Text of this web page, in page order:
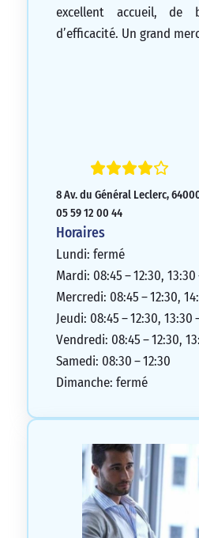
excellent accueil, de
d’efficacité. Un grand
8 Av. du Général Leclerc,
05 59 12 00 44
Horaires
Lundi: fermé
Mardi: 08:45 – 12:30, 13:30
Mercredi: 08:45 – 12:30,
Jeudi: 08:45 – 12:30, 13:30
Vendredi: 08:45 – 12:30,
Samedi: 08:30 – 12:30
Dimanche: fermé